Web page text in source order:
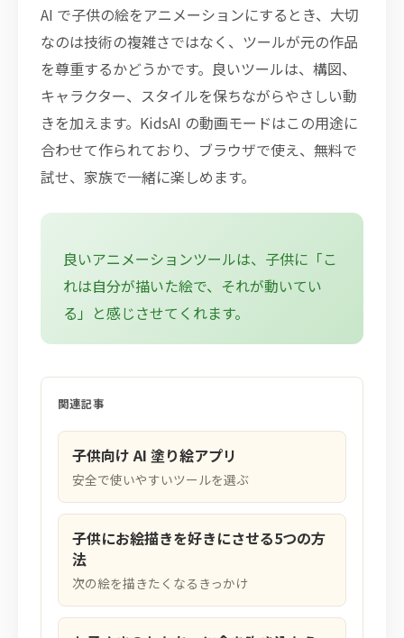
AI で子供の絵をアニメーションにするとき、大切
なのは技術の複雑さではなく、ツールが元の作品
を尊重するかどうかです。良いツールは、構図、
キャラクター、スタイルを保ちながらやさしい動
きを加えます。KidsAI の動画モードはこの用途に
合わせて作られており、ブラウザで使え、無料で
試せ、家族で一緒に楽しめます。
良いアニメーションツールは、子供に「こ
れは自分が描いた絵で、それが動いてい
る」と感じさせてくれます。
関連記事
子供向け AI 塗り絵アプリ
安全で使いやすいツールを選ぶ
子供にお絵描きを好きにさせる5つの方
法
次の絵を描きたくなるきっかけ